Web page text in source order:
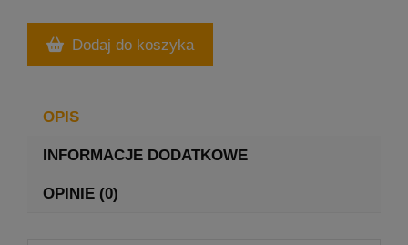
Dodaj do koszyka
OPIS
INFORMACJE DODATKOWE
OPINIE (0)